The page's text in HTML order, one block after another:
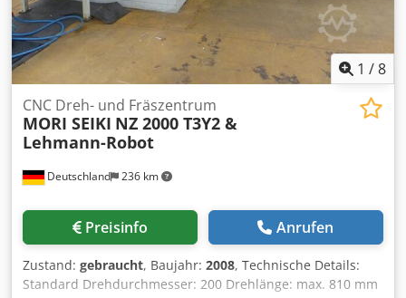
1 /8
Deutschland 236 km
CNC Dreh- und Fräszentrum
MORI SEIKI NZ 2000 T3Y2 &
Lehmann-Robot
Preisinfo Anrufen
Zustand: gebraucht, Baujahr: 2008, Technische Details:
Standard Drehdurchmesser: 200 Drehlänge: max. 810 mm